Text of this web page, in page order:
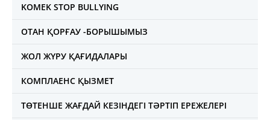
KOMEK STOP BULLYING
ОТАН ҚОРҒАУ -БОРЫШЫМЫЗ
ЖОЛ ЖҮРУ ҚАҒИДАЛАРЫ
КОМПЛАЕНС ҚЫЗМЕТ
ТӨТЕНШЕ ЖАҒДАЙ КЕЗІНДЕГІ ТӘРТІП ЕРЕЖЕЛЕРІ